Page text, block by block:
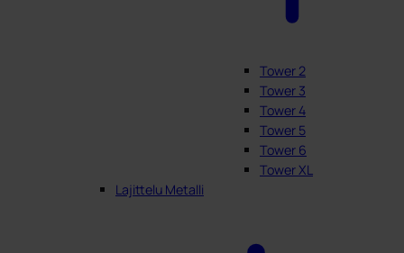
Tower 2
Tower 3
Tower 4
Tower 5
Tower 6
Tower XL
Lajittelu Metalli